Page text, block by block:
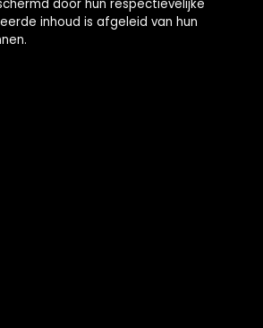
door hun respectievelijke
inhoud is afgeleid van hun